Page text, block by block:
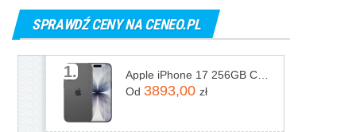
SPRAWDŹ CENY NA CENEO.PL
1.
Od 3893,00 zł